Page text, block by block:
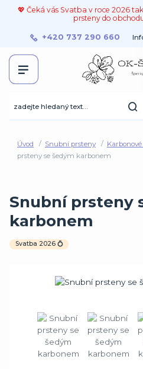
💖 Čeká vás Svatba v roce 2026
prsteny do
+420 737 290 660
Úvod Snubní prsteny
prsteny se šedým karbonem
Snubní prsteny
karbonem
Svatba 2026 💍